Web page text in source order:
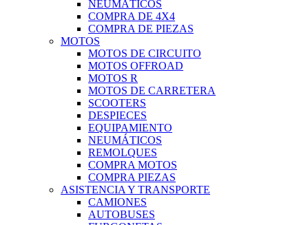
NEUMÁTICOS
COMPRA DE 4X4
COMPRA DE PIEZAS
MOTOS
MOTOS DE CIRCUITO
MOTOS OFFROAD
MOTOS R
MOTOS DE CARRETERA
SCOOTERS
DESPIECES
EQUIPAMIENTO
NEUMÁTICOS
REMOLQUES
COMPRA MOTOS
COMPRA PIEZAS
ASISTENCIA Y TRANSPORTE
CAMIONES
AUTOBUSES